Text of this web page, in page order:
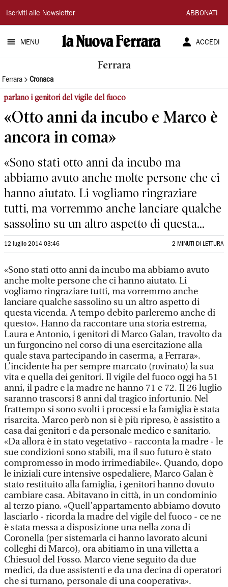
La
Nuova
Ferrara
Iscriviti alle Newsletter ABBONATI
MENU ACCEDI
Ferrara
Ferrara Cronaca
parlano i genitori del vigile del fuoco
«Otto anni da incubo e Marco è
ancora in coma»
«Sono stati otto anni da incubo ma
abbiamo avuto anche molte persone che ci
hanno aiutato. Li vogliamo ringraziare
tutti, ma vorremmo anche lanciare qualche
sassolino su un altro aspetto di questa...
12 luglio 2014 03:46 2 MINUTI DI LETTURA
«Sono stati otto anni da incubo ma abbiamo avuto
anche molte persone che ci hanno aiutato. Li
vogliamo ringraziare tutti, ma vorremmo anche
lanciare qualche sassolino su un altro aspetto di
questa vicenda. A tempo debito parleremo anche di
questo». Hanno da raccontare una storia estrema,
Laura e Antonio, i genitori di Marco Galan, travolto da
un furgoncino nel corso di una esercitazione alla
quale stava partecipando in caserma, a Ferrara».
L’incidente ha per sempre marcato (rovinato) la sua
vita e quella dei genitori. Il vigile del fuoco oggi ha 51
anni, il padre e la madre ne hanno 71 e 72. Il 26 luglio
saranno trascorsi 8 anni dal tragico infortunio. Nel
frattempo si sono svolti i processi e la famiglia è stata
risarcita. Marco però non si è più ripreso, è assistito a
casa dai genitori e da personale medico e sanitario.
«Da allora è in stato vegetativo - racconta la madre - le
sue condizioni sono stabili, ma il suo futuro è stato
compromesso in modo irrimediabile». Quando, dopo
le iniziali cure intensive ospedaliere, Marco Galan è
stato restituito alla famiglia, i genitori hanno dovuto
cambiare casa. Abitavano in città, in un condominio
al terzo piano. «Quell’appartamento abbiamo dovuto
lasciarlo - ricorda la madre del vigile del fuoco - ce ne
è stata messa a disposizione una nella zona di
Coronella (per sistemarla ci hanno lavorato alcuni
colleghi di Marco), ora abitiamo in una villetta a
Chiesuol del Fosso. Marco viene seguito da due
medici, da due assistenti e da una decina di operatori
che si turnano, personale di una cooperativa».